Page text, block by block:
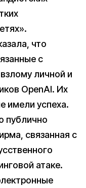
что
с
личной и
OpenAI. Их
имели успеха.
публично
связанная с
атаке.